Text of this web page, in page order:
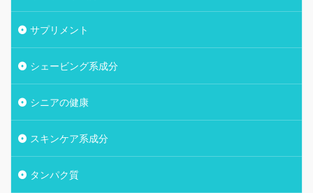
サプリメント
シェービング系成分
シニアの健康
スキンケア系成分
タンパク質